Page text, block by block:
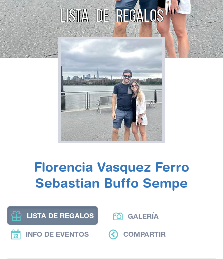
LISTA DE REGALOS
Florencia Vasquez Ferro
Sebastian Buffo Sempe
LISTA DE REGALOS GALERÍA
INFO DE EVENTOS COMPARTIR